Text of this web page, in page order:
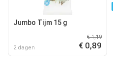
Jumbo Tijm 15 g
2 dagen
€ 1,19
€ 0,89